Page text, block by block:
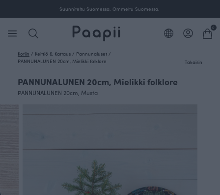
Suunniteltu Suomessa. Ommeltu Suomessa.
0
Kotiin / Keittiö & Kattaus / Pannunaluset /
PANNUNALUNEN 20cm, Mielikki folklore
Takaisin
PANNUNALUNEN 20cm, Mielikki folklore
PANNUNALUNEN 20cm, Musta